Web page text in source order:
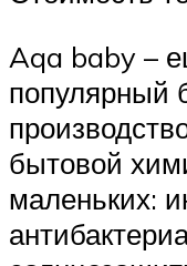
Aqa baby –
популярный
бытовой
маленьких: